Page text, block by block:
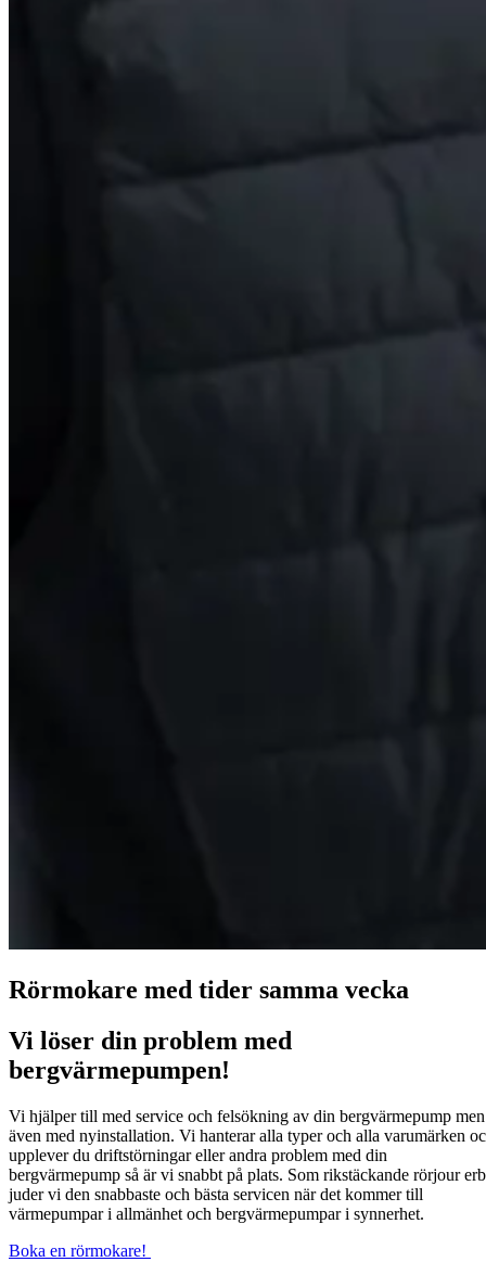
Rörmokare med tider sam­ma vecka
Vi lös­er din prob­lem med
bergvärmepumpen!
Vi hjälper till med ser­vice och fel­sökn­ing av din bergvärmepump men
även med nyin­stal­la­tion. Vi hanter­ar alla typer och alla varumärken
upplever du drift­störningar eller andra prob­lem med din
bergvärmepump så är vi snabbt på plats. Som rik­stäckande rör­jour
jud­er vi den snab­baste och bäs­ta ser­vi­cen när det kom­mer till
värmepumpar i allmän­het och bergvärmepumpar i synnerhet.
Boka en rörmokare!